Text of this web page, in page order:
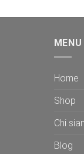
MENU
Home
Shop
Chi
Blog